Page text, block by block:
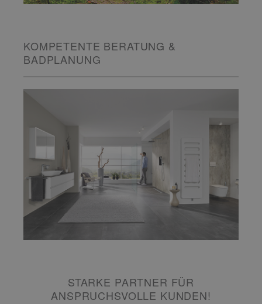
KOMPETENTE BERATUNG &
BADPLANUNG
STARKE PARTNER FÜR
ANSPRUCHSVOLLE KUNDEN!